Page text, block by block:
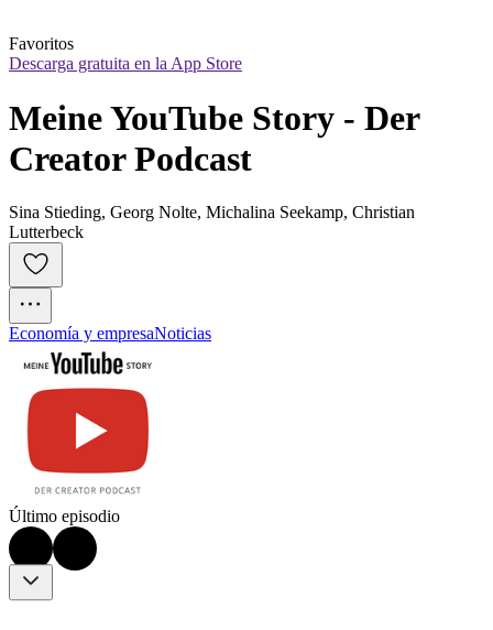
Favoritos
Descarga gratuita en la App Store
Meine YouTube Story - Der
Creator Podcast
Sina Stieding, Georg Nolte, Michalina Seekamp, Christian
Lutterbeck
Economía y empresaNoticias
Último episodio